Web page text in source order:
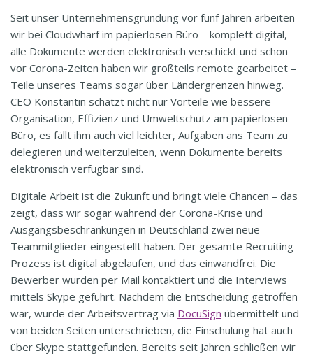
Seit unser Unternehmensgründung vor fünf Jahren arbeiten
wir bei Cloudwharf im papierlosen Büro – komplett digital,
alle Dokumente werden elektronisch verschickt und schon
vor Corona-Zeiten haben wir großteils remote gearbeitet –
Teile unseres Teams sogar über Ländergrenzen hinweg.
CEO Konstantin schätzt nicht nur Vorteile wie bessere
Organisation, Effizienz und Umweltschutz am papierlosen
Büro, es fällt ihm auch viel leichter, Aufgaben ans Team zu
delegieren und weiterzuleiten, wenn Dokumente bereits
elektronisch verfügbar sind.
Digitale Arbeit ist die Zukunft und bringt viele Chancen – das
zeigt, dass wir sogar während der Corona-Krise und
Ausgangsbeschränkungen in Deutschland zwei neue
Teammitglieder eingestellt haben. Der gesamte Recruiting
Prozess ist digital abgelaufen, und das einwandfrei. Die
Bewerber wurden per Mail kontaktiert und die Interviews
mittels Skype geführt. Nachdem die Entscheidung getroffen
war, wurde der Arbeitsvertrag via DocuSign übermittelt und
von beiden Seiten unterschrieben, die Einschulung hat auch
über Skype stattgefunden. Bereits seit Jahren schließen wir